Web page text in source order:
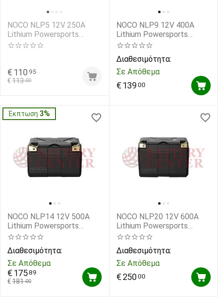
NOCO NLP5 12V 250A
Lithium Powersports
Battery
€113 00
€110 95
NOCO NLP9 12V 400A
Lithium Powersports
Battery
Διαθεσιμότητα:
Σε Απόθεμα
€139 00
Έκπτωση 3%
NOCO NLP14 12V 500A
Lithium Powersports
Battery
Διαθεσιμότητα:
Σε Απόθεμα
€181 00
€17589
NOCO NLP20 12V 600A
Lithium Powersports
Battery
Διαθεσιμότητα:
Σε Απόθεμα
€250 00